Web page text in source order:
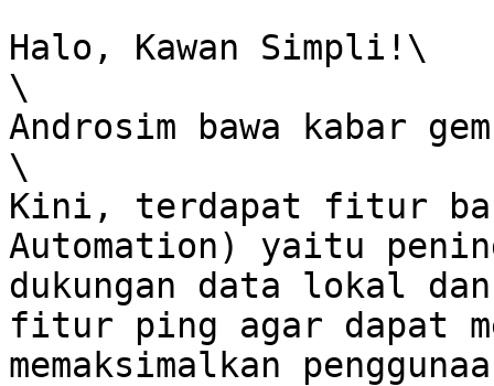
Halo, Kawan Simpli!\
\
Androsim bawa kabar
\
Kini, terdapat fitur
Automation) yaitu
dukungan data lokal
fitur ping agar dapat
memaksimalkan